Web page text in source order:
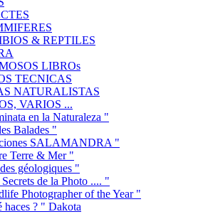
& REPTILES
LIBROs
TECNICAS
NATURALISTAS
VARIOS ...
en la Naturaleza "
Balades "
SALAMANDRA "
Terre & Mer "
géologiques "
de la Photo .... "
Photographer of the Year "
haces ? " Dakota